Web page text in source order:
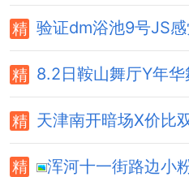
验证dm浴池9号JS
8.2日鞍山舞厅Y年
天津南开暗场X价比
浑河十一街路边小